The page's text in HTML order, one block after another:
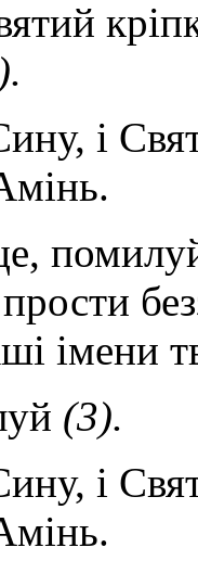
і
імени
(3).
і